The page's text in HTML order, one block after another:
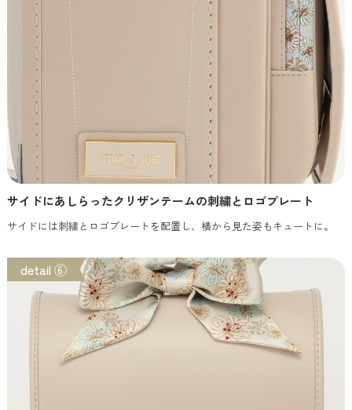
サイドにあしらったクリザンテームの刺繍とロゴプレート
サイドには刺繍とロゴプレートを配置し、横から見た姿もキュートに。
detail ⑥